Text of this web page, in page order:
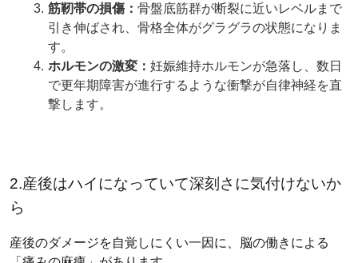
筋靭帯の損傷： 骨盤底筋群が断裂に近いレベルまで
引き伸ばされ、骨格全体がグラグラの状態になりま
す。
ホルモンの激変： 妊娠維持ホルモンが急落し、数日
で更年期障害が進行するような衝撃が自律神経を直
撃します。
2.産後はハイになっていて深刻さに気付けないか
ら
産後のダメージを自覚しにくい一因に、脳の働きによる